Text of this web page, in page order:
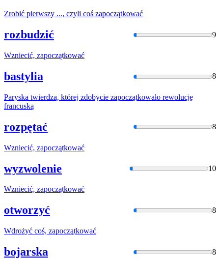
Zrobić pierwszy ..., czyli coś zapoczątkować
rozbudzić 9
Wzniecić, zapoczątkować
bastylia 8
Paryska twierdza, której zdobycie zapoczątkowało rewolucję
francuską
rozpętać 8
Wzniecić, zapoczątkować
wyzwolenie 10
Wzniecić, zapoczątkować
otworzyć 8
Wdrożyć coś, zapoczątkować
bojarska 8